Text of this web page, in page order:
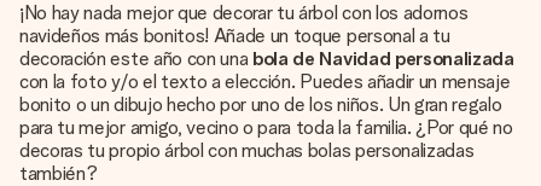
¡No hay nada mejor que decorar tu árbol con los adornos
navideños más bonitos! Añade un toque personal a tu
decoración este año con una bola de Navidad personalizada
con la foto y/o el texto a elección. Puedes añadir un mensaje
bonito o un dibujo hecho por uno de los niños. Un gran regalo
para tu mejor amigo, vecino o para toda la familia. ¿Por qué no
decoras tu propio árbol con muchas bolas personalizadas
también?